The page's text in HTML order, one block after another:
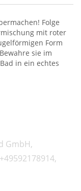
Folge
mit roter
Form
sie im
in ein echtes
GmbH,